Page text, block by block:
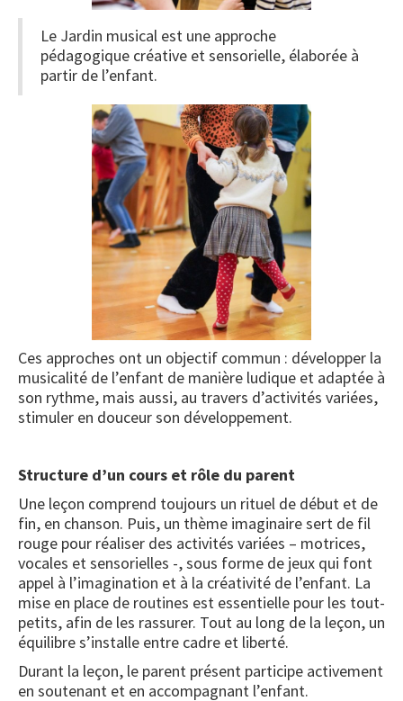
Le Jardin musical est une approche
pédagogique créative et sensorielle, élaborée à
partir de l’enfant.
Ces approches ont un objectif commun : développer la
musicalité de l’enfant de manière ludique et adaptée à
son rythme, mais aussi, au travers d’activités variées,
stimuler en douceur son développement.
Structure d’un cours et rôle du parent
Une leçon comprend toujours un rituel de début et de
fin, en chanson. Puis, un thème imaginaire sert de fil
rouge pour réaliser des activités variées – motrices,
vocales et sensorielles -, sous forme de jeux qui font
appel à l’imagination et à la créativité de l’enfant. La
mise en place de routines est essentielle pour les tout-
petits, afin de les rassurer. Tout au long de la leçon, un
équilibre s’installe entre cadre et liberté.
Durant la leçon, le parent présent participe activement
en soutenant et en accompagnant l’enfant.